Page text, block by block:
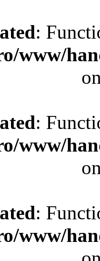
:
www/
:
www/
:
www/